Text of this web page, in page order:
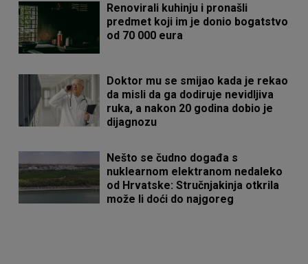
Renovirali kuhinju i pronašli
predmet koji im je donio bogatstvo
od 70 000 eura
Doktor mu se smijao kada je rekao
da misli da ga dodiruje nevidljiva
ruka, a nakon 20 godina dobio je
dijagnozu
Nešto se čudno događa s
nuklearnom elektranom nedaleko
od Hrvatske: Stručnjakinja otkrila
može li doći do najgoreg